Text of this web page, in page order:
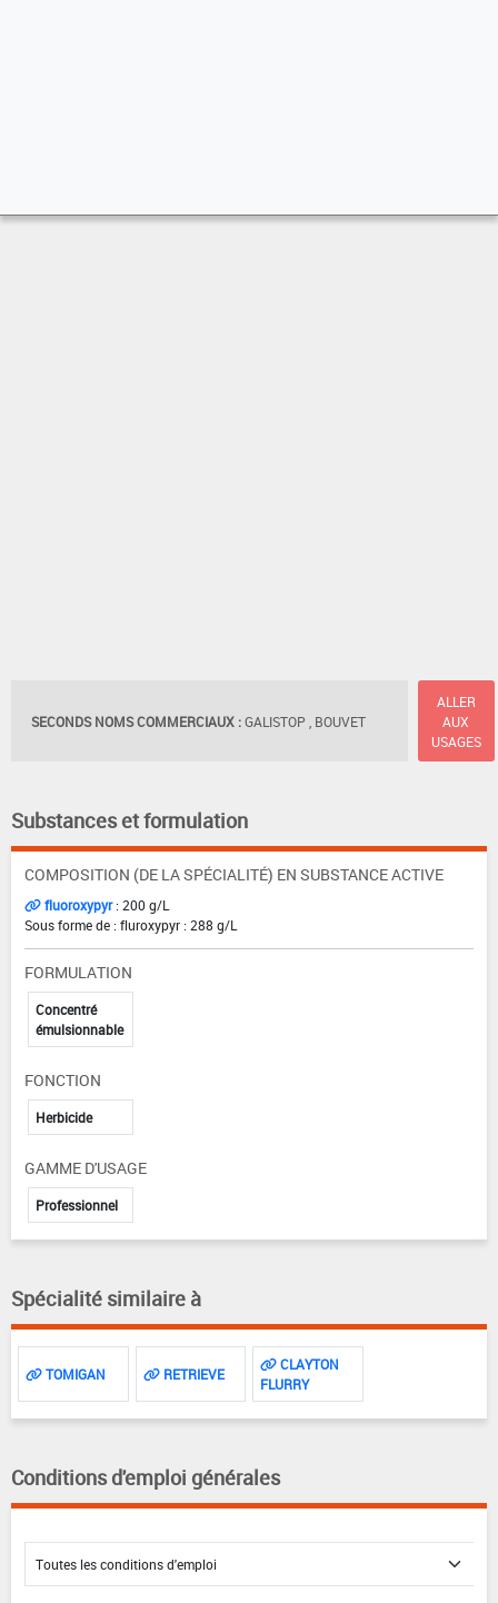
SECONDS NOMS COMMERCIAUX :GALISTOP , BOUVET
ALLER
AUX
USAGES
Substances et formulation
COMPOSITION (DE LA SPÉCIALITÉ) EN SUBSTANCE ACTIVE
fluoroxypyr: 200 g/L
Sous forme de : fluroxypyr : 288 g/L
FORMULATION
Concentré
émulsionnable
FONCTION
Herbicide
GAMME D'USAGE
Professionnel
Spécialité similaire à
TOMIGAN RETRIEVE
CLAYTON
FLURRY
Conditions d'emploi générales